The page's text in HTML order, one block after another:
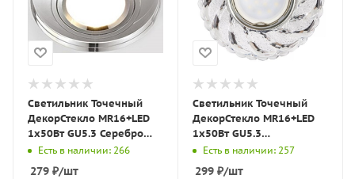
Светильник Точечный
ДекорСтекло MR16+LED
1х50Вт GU5.3 Серебро
D95х25мм IP20 D0301L
Есть в наличии: 266
279 ₽/шт
Светильник Точечный
ДекорСтекло MR16+LED
1х50Вт GU5.3
Прозрачный D95х25мм
IP20 K1109L/K1670L LBT
Есть в наличии: 257
299 ₽/шт